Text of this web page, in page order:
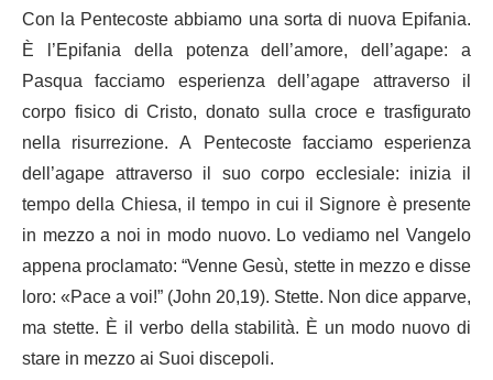
Con la Pentecoste abbiamo una sorta di nuova Epifania.
È l’Epifania della potenza dell’amore, dell’agape: a
Pasqua facciamo esperienza dell’agape attraverso il
corpo fisico di Cristo, donato sulla croce e trasfigurato
nella risurrezione. A Pentecoste facciamo esperienza
dell’agape attraverso il suo corpo ecclesiale: inizia il
tempo della Chiesa, il tempo in cui il Signore è presente
in mezzo a noi in modo nuovo. Lo vediamo nel Vangelo
appena proclamato: “Venne Gesù, stette in mezzo e disse
loro: «Pace a voi!” (John 20,19). Stette. Non dice apparve,
ma stette. È il verbo della stabilità. È un modo nuovo di
stare in mezzo ai Suoi discepoli.